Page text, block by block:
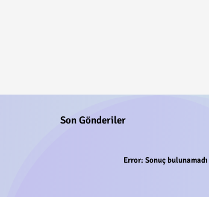
Son Gönderiler
Error: Sonuç bulunamadı